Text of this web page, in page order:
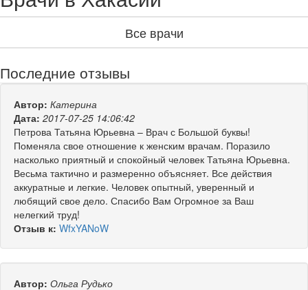
Все врачи
Последние отзывы
Автор: Катерина
Дата: 2017-07-25 14:06:42
Петрова Татьяна Юрьевна – Врач с Большой буквы!
Поменяла свое отношение к женским врачам. Поразило
насколько приятный и спокойный человек Татьяна Юрьевна.
Весьма тактично и размеренно объясняет. Все действия
аккуратные и легкие. Человек опытный, уверенный и
любящий свое дело. Спасибо Вам Огромное за Ваш
нелегкий труд!
Отзыв к: WfxYANoW
Автор: Ольга Рудько